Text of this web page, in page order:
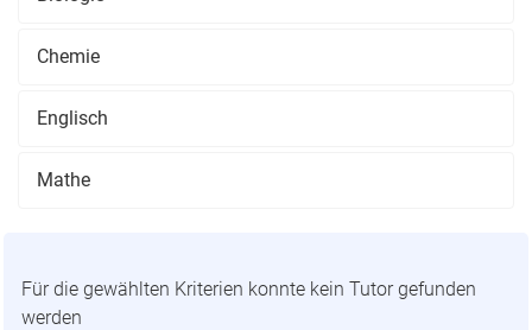
Für die gewählten Kriterien konnte kein Tutor gefunden
werden
Chemie
Englisch
Mathe